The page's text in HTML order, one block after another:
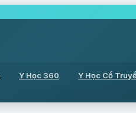
Y Học 360 Y Học Cổ